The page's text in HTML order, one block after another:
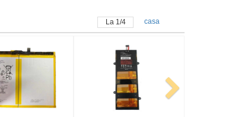
La 2/4 casa